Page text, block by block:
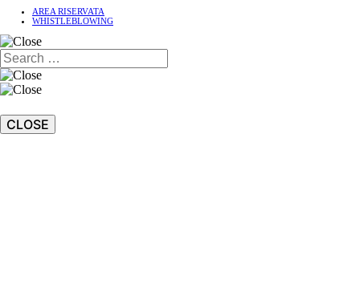
AREA RISERVATA
WHISTLEBLOWING
CLOSE